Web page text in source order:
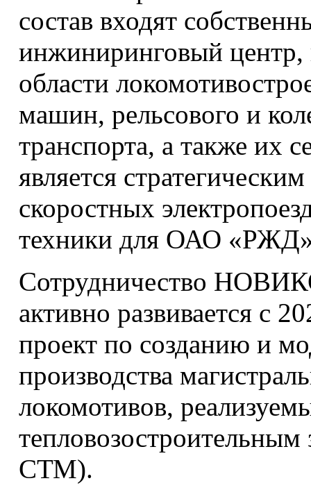
состав входят
инжиниринговый
области
машин, рельсового и
транспорта, а также их
является
скоростных
техники для ОАО
Сотрудничество
активно развивается с
проект по созданию и
производства
локомотивов,
тепловозостроительным
СТМ).